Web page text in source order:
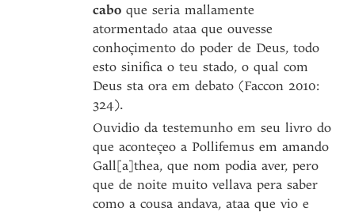
cabo que seria mallamente
atormentado ataa que ouvesse
conhoçimento do poder de Deus, todo
esto sinifica o teu stado, o qual com
Deus sta ora em debato (Faccon 2010:
324).
Ouvidio da testemunho em seu livro do
que aconteçeo a Pollifemus em amando
Gall[a]thea, que nom podia aver, pero
que de noite muito vellava pera saber
como a cousa andava, ataa que vio e